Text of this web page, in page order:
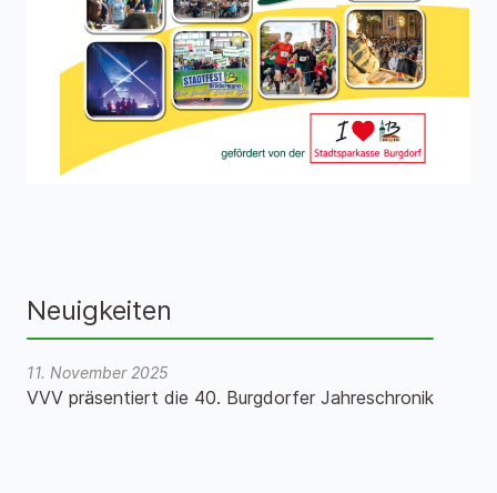
Neuigkeiten
11. November 2025
VVV präsentiert die 40. Burgdorfer Jahreschronik